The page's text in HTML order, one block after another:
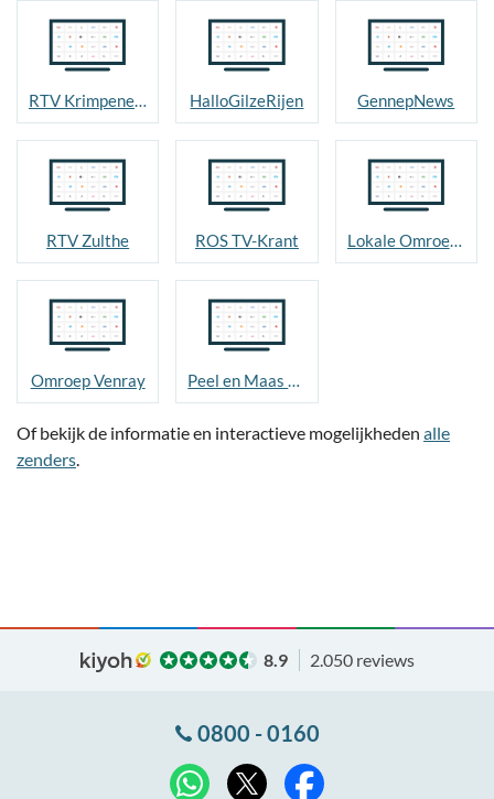
RTV Krimpenerwaard HalloGilzeRijen GennepNews
RTV Zulthe ROS TV-Krant Lokale Omroep Goirle
Omroep Venray Peel en Maas TV
Of bekijk de informatie en interactieve mogelijkheden alle
zenders.
8.9 2.050 reviews
0800 - 0160